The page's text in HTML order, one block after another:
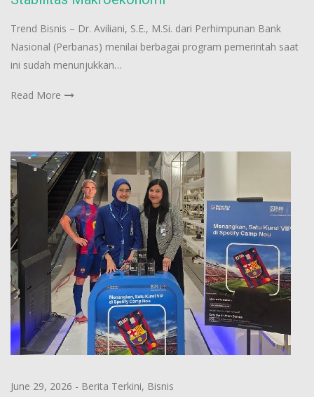
Trend Bisnis – Dr. Aviliani, S.E., M.Si. dari Perhimpunan Bank
Nasional (Perbanas) menilai berbagai program pemerintah saat
ini sudah menunjukkan…
Read More
June 29, 2026 - Berita Terkini, Bisnis